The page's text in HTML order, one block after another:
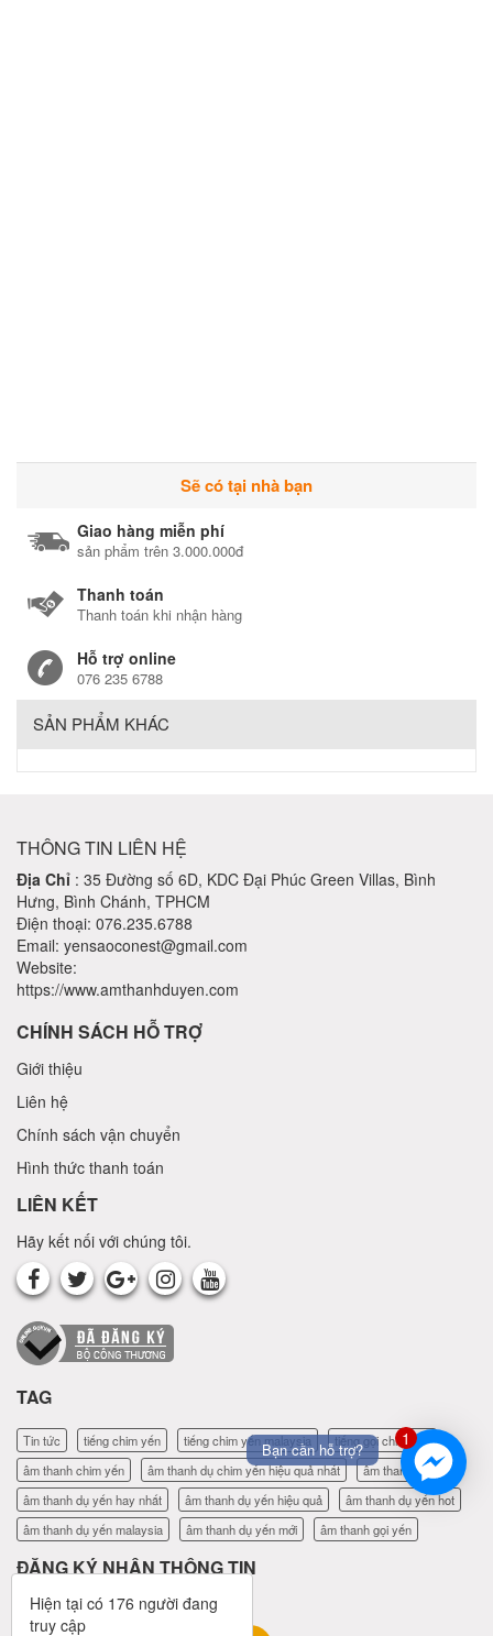
1
Bạn cần hỗ trợ?
Sẽ có tại nhà bạn
Giao hàng miễn phí
sản phẩm trên 3.000.000đ
Thanh toán
Thanh toán khi nhận hàng
Hỗ trợ online
076 235 6788
SẢN PHẨM KHÁC
THÔNG TIN LIÊN HỆ
Địa Chỉ : 35 Đường số 6D, KDC Đại Phúc Green Villas, Bình
Hưng, Bình Chánh, TPHCM
Điện thoại: 076.235.6788
Email: yensaoconest@gmail.com
Website:
https://www.amthanhduyen.com
CHÍNH SÁCH HỖ TRỢ
Giới thiệu
Liên hệ
Chính sách vận chuyển
Hình thức thanh toán
LIÊN KẾT
Hãy kết nối với chúng tôi.
TAG
Tin tức tiếng chim yến tiếng chim yến malaysia
tiếng gọi chim yến
âm thanh chim yến
âm thanh dụ chim yến hiệu quả nhất
âm thanh dụ yến
âm thanh dụ yến hay nhất
âm thanh dụ yến hiệu quả
âm thanh dụ yến hot
âm thanh dụ yến malaysia
âm thanh dụ yến mới âm thanh gọi yến
ĐĂNG KÝ NHẬN THÔNG TIN
Hiện tại có 176 người đang
truy cập